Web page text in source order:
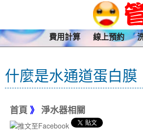
費用計算 線上預約
什麼是水通道蛋白膜
首頁 》 淨水器相關